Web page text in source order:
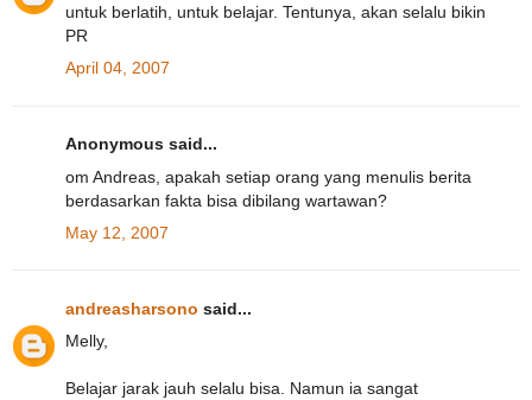
untuk berlatih, untuk belajar. Tentunya, akan selalu bikin
PR
April 04, 2007
Anonymous said...
om Andreas, apakah setiap orang yang menulis berita
berdasarkan fakta bisa dibilang wartawan?
May 12, 2007
andreasharsono said...
Melly,
Belajar jarak jauh selalu bisa. Namun ia sangat